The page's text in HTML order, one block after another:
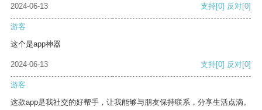
2024-06-13 支持[0] 反对[0]
游客
这个是app神器
2024-06-13 支持[0] 反对[0]
游客
这款app是我社交的好帮手，让我能够与朋友保持联系，分享生活点滴。